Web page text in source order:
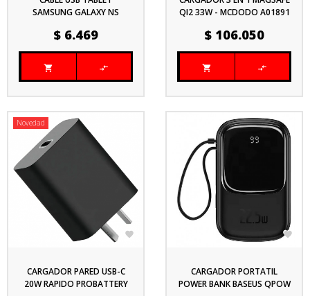
SAMSUNG GALAXY NS
Precio
$ 6.469
 
QI2 33W - MCDODO A01891
Precio
$ 106.050
 

Novedad
CARGADOR PARED USB-C
20W RAPIDO PROBATTERY

CARGADOR PORTATIL
POWER BANK BASEUS QPOW